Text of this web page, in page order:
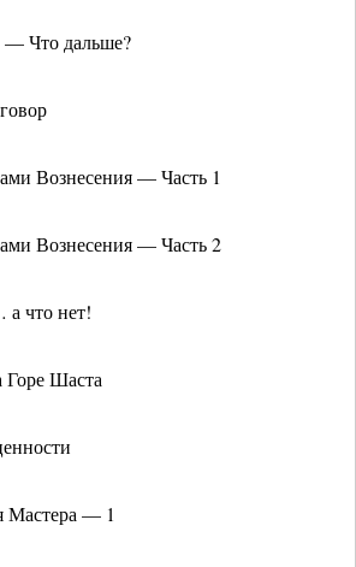
— Что дальше?
Вознесения — Часть 1
Вознесения — Часть 2
что нет!
Шаста
Мастера — 1